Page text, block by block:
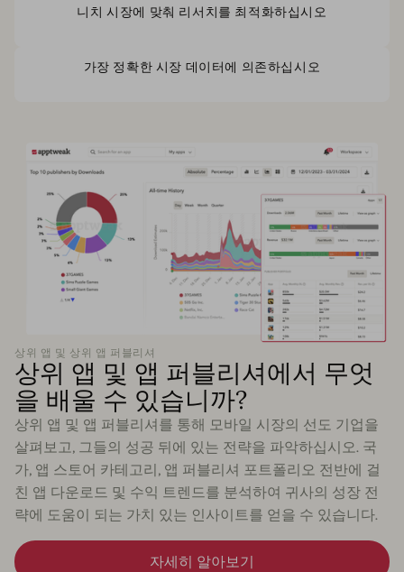
니치 시장에 맞춰 리서치를 최적화하십시오
가장 정확한 시장 데이터에 의존하십시오
상위 앱 및 상위 앱 퍼블리셔
상위 앱 및 앱 퍼블리셔에서 무엇
을 배울 수 있습니까?
상위 앱 및 앱 퍼블리셔를 통해 모바일 시장의 선도 기업을
살펴보고, 그들의 성공 뒤에 있는 전략을 파악하십시오. 국
가, 앱 스토어 카테고리, 앱 퍼블리셔 포트폴리오 전반에 걸
친 앱 다운로드 및 수익 트렌드를 분석하여 귀사의 성장 전
략에 도움이 되는 가치 있는 인사이트를 얻을 수 있습니다.
자세히 알아보기